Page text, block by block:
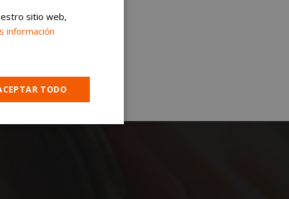
sitio web,
información
TODO
Cookies no